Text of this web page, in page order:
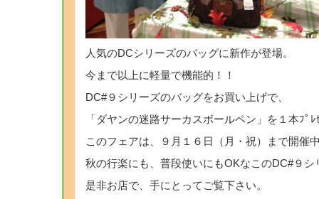
人気のDCシリーズのバッグに新作が登場。
今まで以上に軽量で機能的！！
DC#９シリーズのバッグをお買い上げで、
「ダヤンの迷路サーカスボールペン」を１本ﾌﾟ
このフェアは、９月１６日（月・祝）まで開催
秋の行楽にも、普段使いにもOKなこのDC#９シ
是非お店で、手にとってご覧下さい。